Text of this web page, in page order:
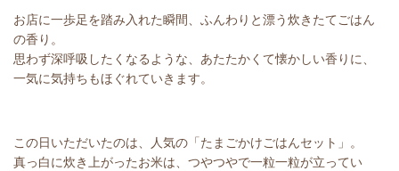
お店に一歩足を踏み入れた瞬間、ふんわりと漂う炊きたてごはん
の香り。
思わず深呼吸したくなるような、あたたかくて懐かしい香りに、
一気に気持ちもほぐれていきます。
この日いただいたのは、人気の「たまごかけごはんセット」。
真っ白に炊き上がったお米は、つやつやで一粒一粒が立ってい